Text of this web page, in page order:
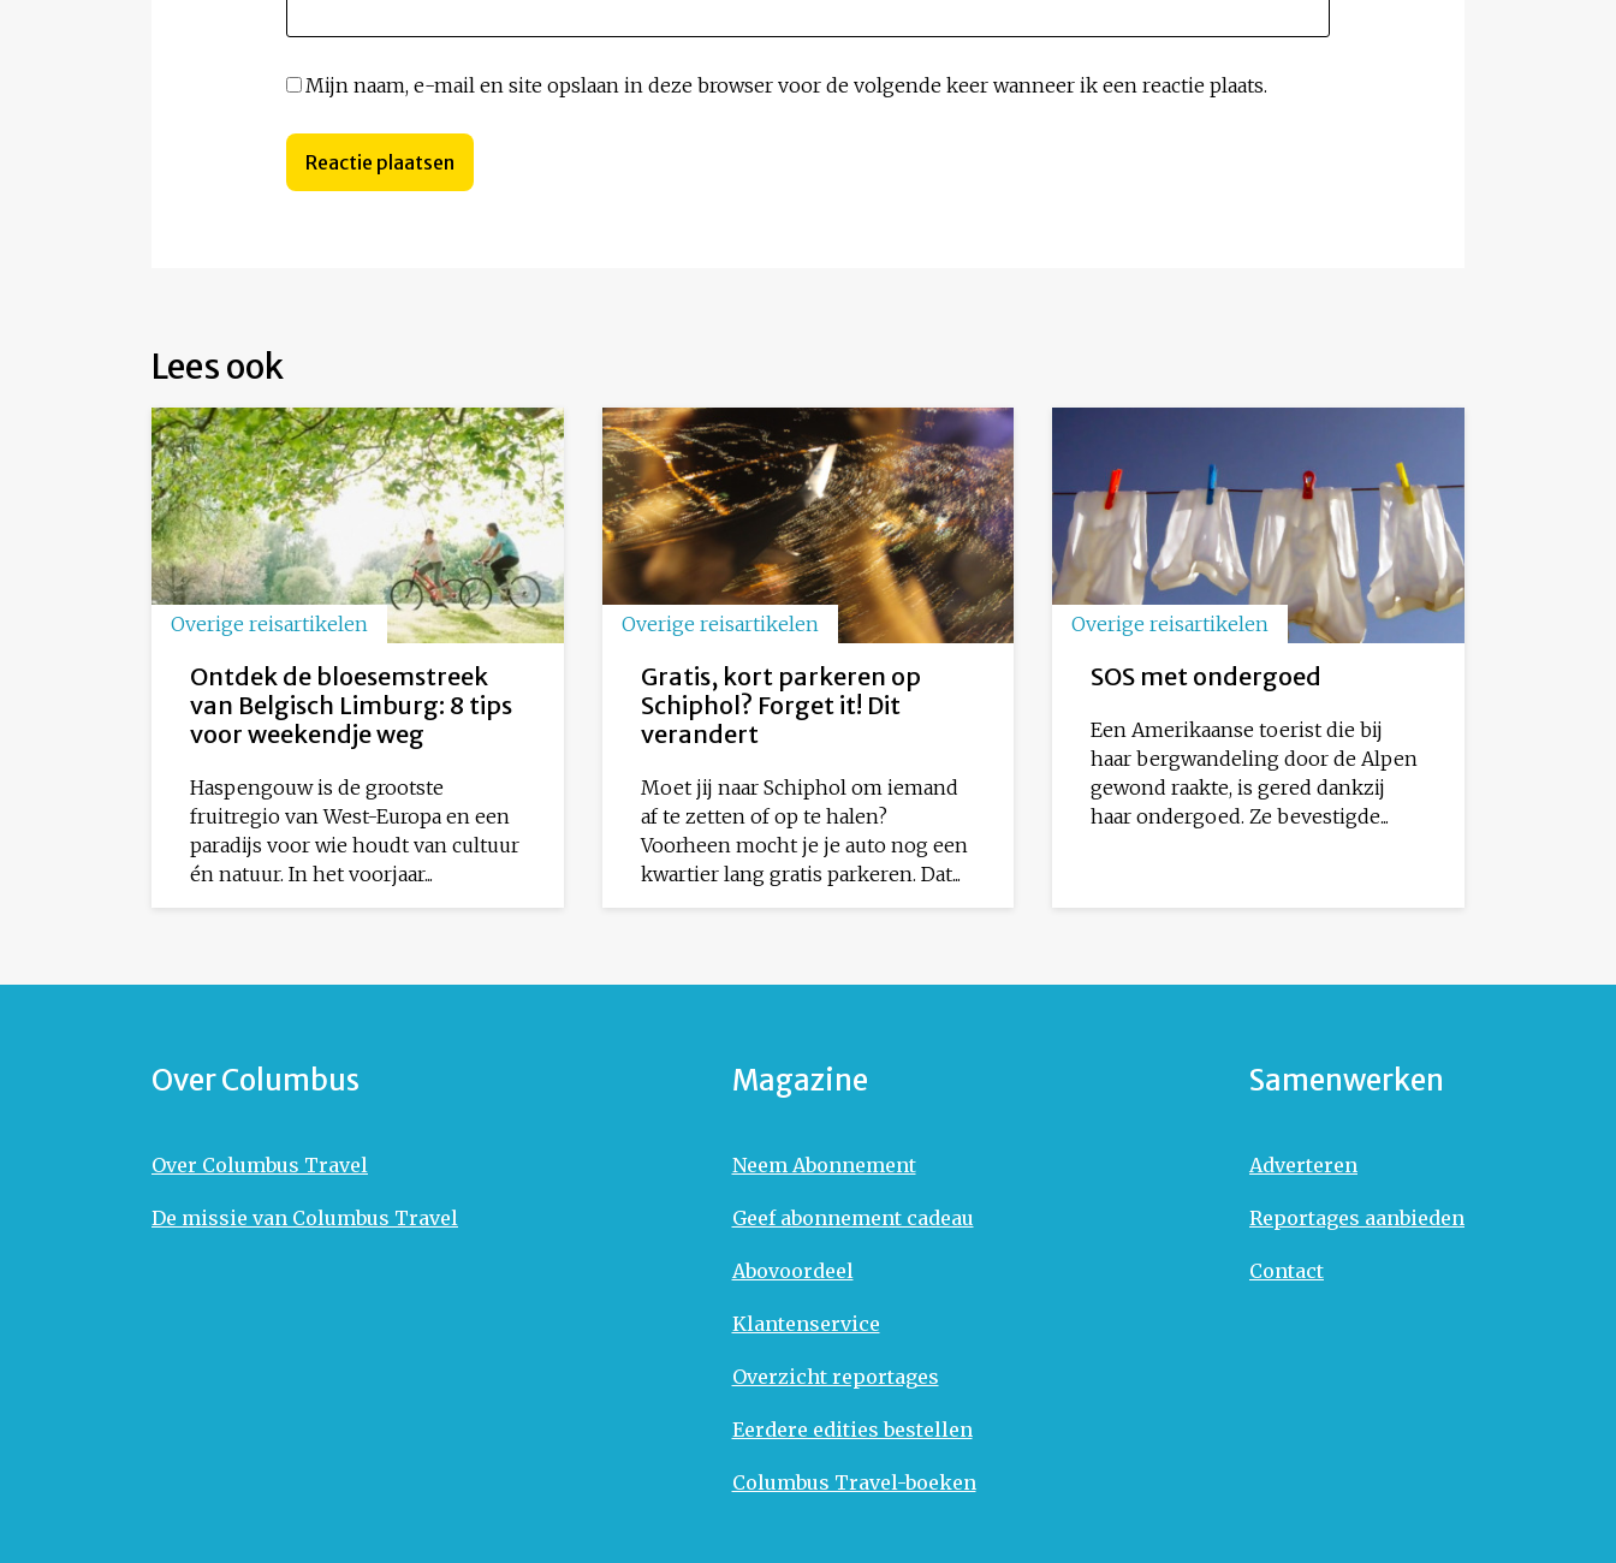
Mijn naam, e-mail en site opslaan in deze browser voor de volgende keer wanneer ik een reactie plaats.
Lees ook
Overige reisartikelen
Ontdek de bloesemstreek
van Belgisch Limburg: 8 tips
voor weekendje weg
Haspengouw is de grootste
fruitregio van West-Europa en een
paradijs voor wie houdt van cultuur
én natuur. In het voorjaar...
Overige reisartikelen
Gratis, kort parkeren op
Schiphol? Forget it! Dit
verandert
Moet jij naar Schiphol om iemand
af te zetten of op te halen?
Voorheen mocht je je auto nog een
kwartier lang gratis parkeren. Dat...
Overige reisartikelen
SOS met ondergoed
Een Amerikaanse toerist die bij
haar bergwandeling door de Alpen
gewond raakte, is gered dankzij
haar ondergoed. Ze bevestigde...
Over Columbus
Over Columbus Travel
De missie van Columbus Travel
Magazine
Neem Abonnement
Geef abonnement cadeau
Abovoordeel
Klantenservice
Overzicht reportages
Eerdere edities bestellen
Columbus Travel-boeken
Samenwerken
Adverteren
Reportages aanbieden
Contact